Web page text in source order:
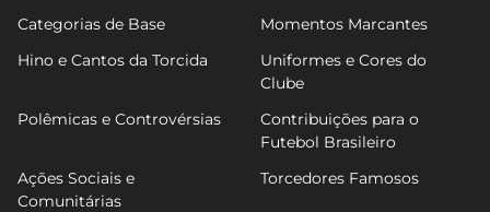
Categorias de Base
Momentos Marcantes
Hino e Cantos da Torcida
Uniformes e Cores do
Clube
Polêmicas e Controvérsias
Contribuições para o
Futebol Brasileiro
Ações Sociais e
Comunitárias
Torcedores Famosos